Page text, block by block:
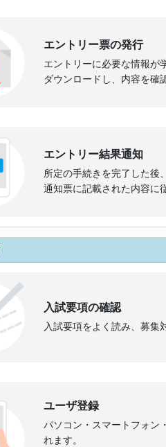
エントリー票の発行
エントリーに必要な情報が
ダウンロードし、内容を確
エントリー結果通知
所定の手続きを完了した後
通知票に記載された内容に
入試要項の確認
入試要項をよく読み、募集
ユーザ登録
パソコン・スマートフォン
れます。